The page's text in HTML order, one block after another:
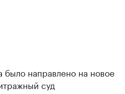
направлено на новое
суд